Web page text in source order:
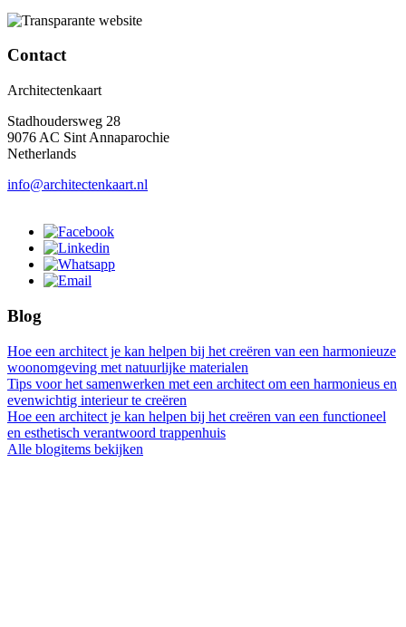
Contact
Architectenkaart
Stadhoudersweg 28
9076 AC Sint Annaparochie
Netherlands
info@architectenkaart.nl
Blog
Hoe een architect je kan helpen bij het creëren van een harmonieuze
woonomgeving met natuurlijke materialen
Tips voor het samenwerken met een architect om een harmonieus en
evenwichtig interieur te creëren
Hoe een architect je kan helpen bij het creëren van een functioneel
en esthetisch verantwoord trappenhuis
Alle blogitems bekijken